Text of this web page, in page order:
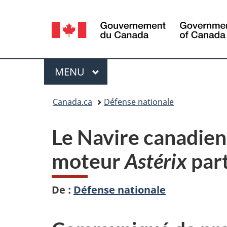
Sélection
de
la
langue
Menu
MENU PRINCIPAL
Canada.ca Défense nationale
Le Navire
moteurAstérix
De : Défense nationale